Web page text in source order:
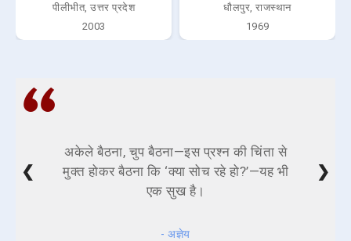
पीलीभीत, उत्तर प्रदेश
2003
धौलपुर, राजस्थान
1969
अकेले बैठना, चुप बैठना—इस प्रश्न की चिंता से
मुक्त होकर बैठना कि ‘क्या सोच रहे हो?’—यह भी
एक सुख है।
- अज्ञेय
❮ ❯